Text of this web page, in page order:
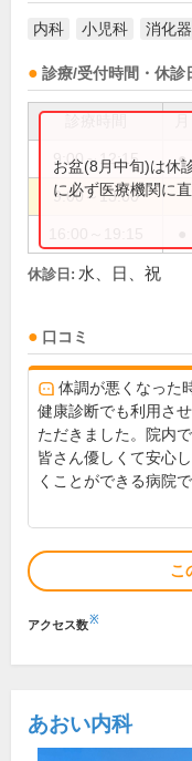
内科 小児科 消化
診療/受付時間・休診
9:00～12:15 ●
9:00～13:00
お盆(8月中旬)は休
に必ず医療機関に
休診日: 水、日、祝
口コミ
体調が悪くなった
健康診断でも利用さ
ただきました。院内で
皆さん優しくて安心
くことができる病院で
こ
アクセス数※
あおい内科